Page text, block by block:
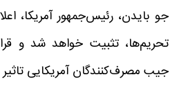
جو بایدن، رئیس‌جمهور آمریکا،
تحریم‌ها، تثبیت خواهد شد و
جیب مصرف‌کنندگان آمریکایی تاثیر